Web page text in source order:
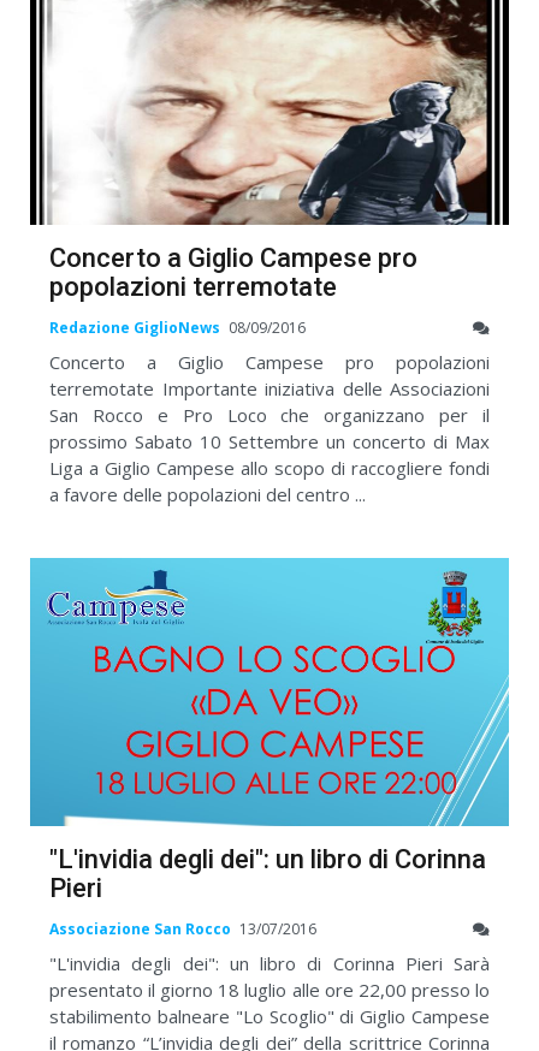
Concerto a Giglio Campese pro
popolazioni terremotate
Redazione GiglioNews 08/09/2016
Concerto a Giglio Campese pro popolazioni
terremotate Importante iniziativa delle Associazioni
San Rocco e Pro Loco che organizzano per il
prossimo Sabato 10 Settembre un concerto di Max
Liga a Giglio Campese allo scopo di raccogliere fondi
a favore delle popolazioni del centro ...
"L'invidia degli dei": un libro di Corinna
Pieri
Associazione San Rocco 13/07/2016
"L'invidia degli dei": un libro di Corinna Pieri Sarà
presentato il giorno 18 luglio alle ore 22,00 presso lo
stabilimento balneare "Lo Scoglio" di Giglio Campese
il romanzo “L’invidia degli dei” della scrittrice Corinna